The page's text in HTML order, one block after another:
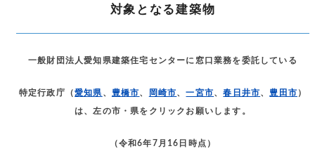
対象となる建築物
一般財団法人愛知県建築住宅センターに窓口業務を委託している
特定行政庁（愛知県 、 豊橋市、 岡崎市、一宮市、春日井市、 豊田市 ）
は、左の市・県をクリックお願いします。
（令和6年7月16日時点）